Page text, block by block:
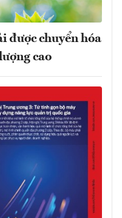
được chuyển hóa
cao